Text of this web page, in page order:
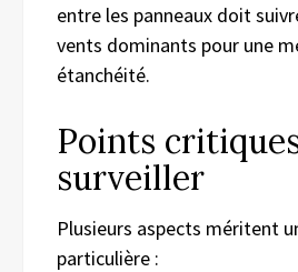
entre les panneaux doit
vents dominants pour une
étanchéité.
Points
surveiller
Plusieurs aspects méritent
particulière :